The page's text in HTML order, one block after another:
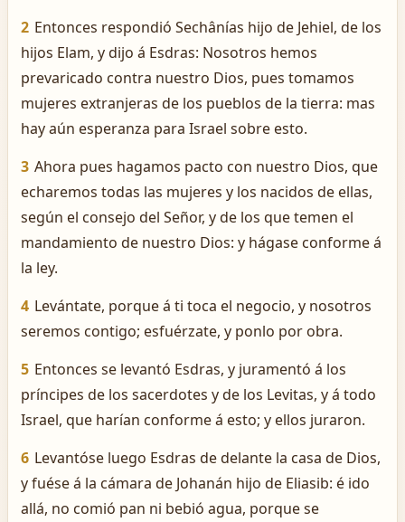
2 Entonces respondió Sechânías hijo de Jehiel, de los
hijos Elam, y dijo á Esdras: Nosotros hemos
prevaricado contra nuestro Dios, pues tomamos
mujeres extranjeras de los pueblos de la tierra: mas
hay aún esperanza para Israel sobre esto.
3 Ahora pues hagamos pacto con nuestro Dios, que
echaremos todas las mujeres y los nacidos de ellas,
según el consejo del Señor, y de los que temen el
mandamiento de nuestro Dios: y hágase conforme á
la ley.
4 Levántate, porque á ti toca el negocio, y nosotros
seremos contigo; esfuérzate, y ponlo por obra.
5 Entonces se levantó Esdras, y juramentó á los
príncipes de los sacerdotes y de los Levitas, y á todo
Israel, que harían conforme á esto; y ellos juraron.
6 Levantóse luego Esdras de delante la casa de Dios,
y fuése á la cámara de Johanán hijo de Eliasib: é ido
allá, no comió pan ni bebió agua, porque se